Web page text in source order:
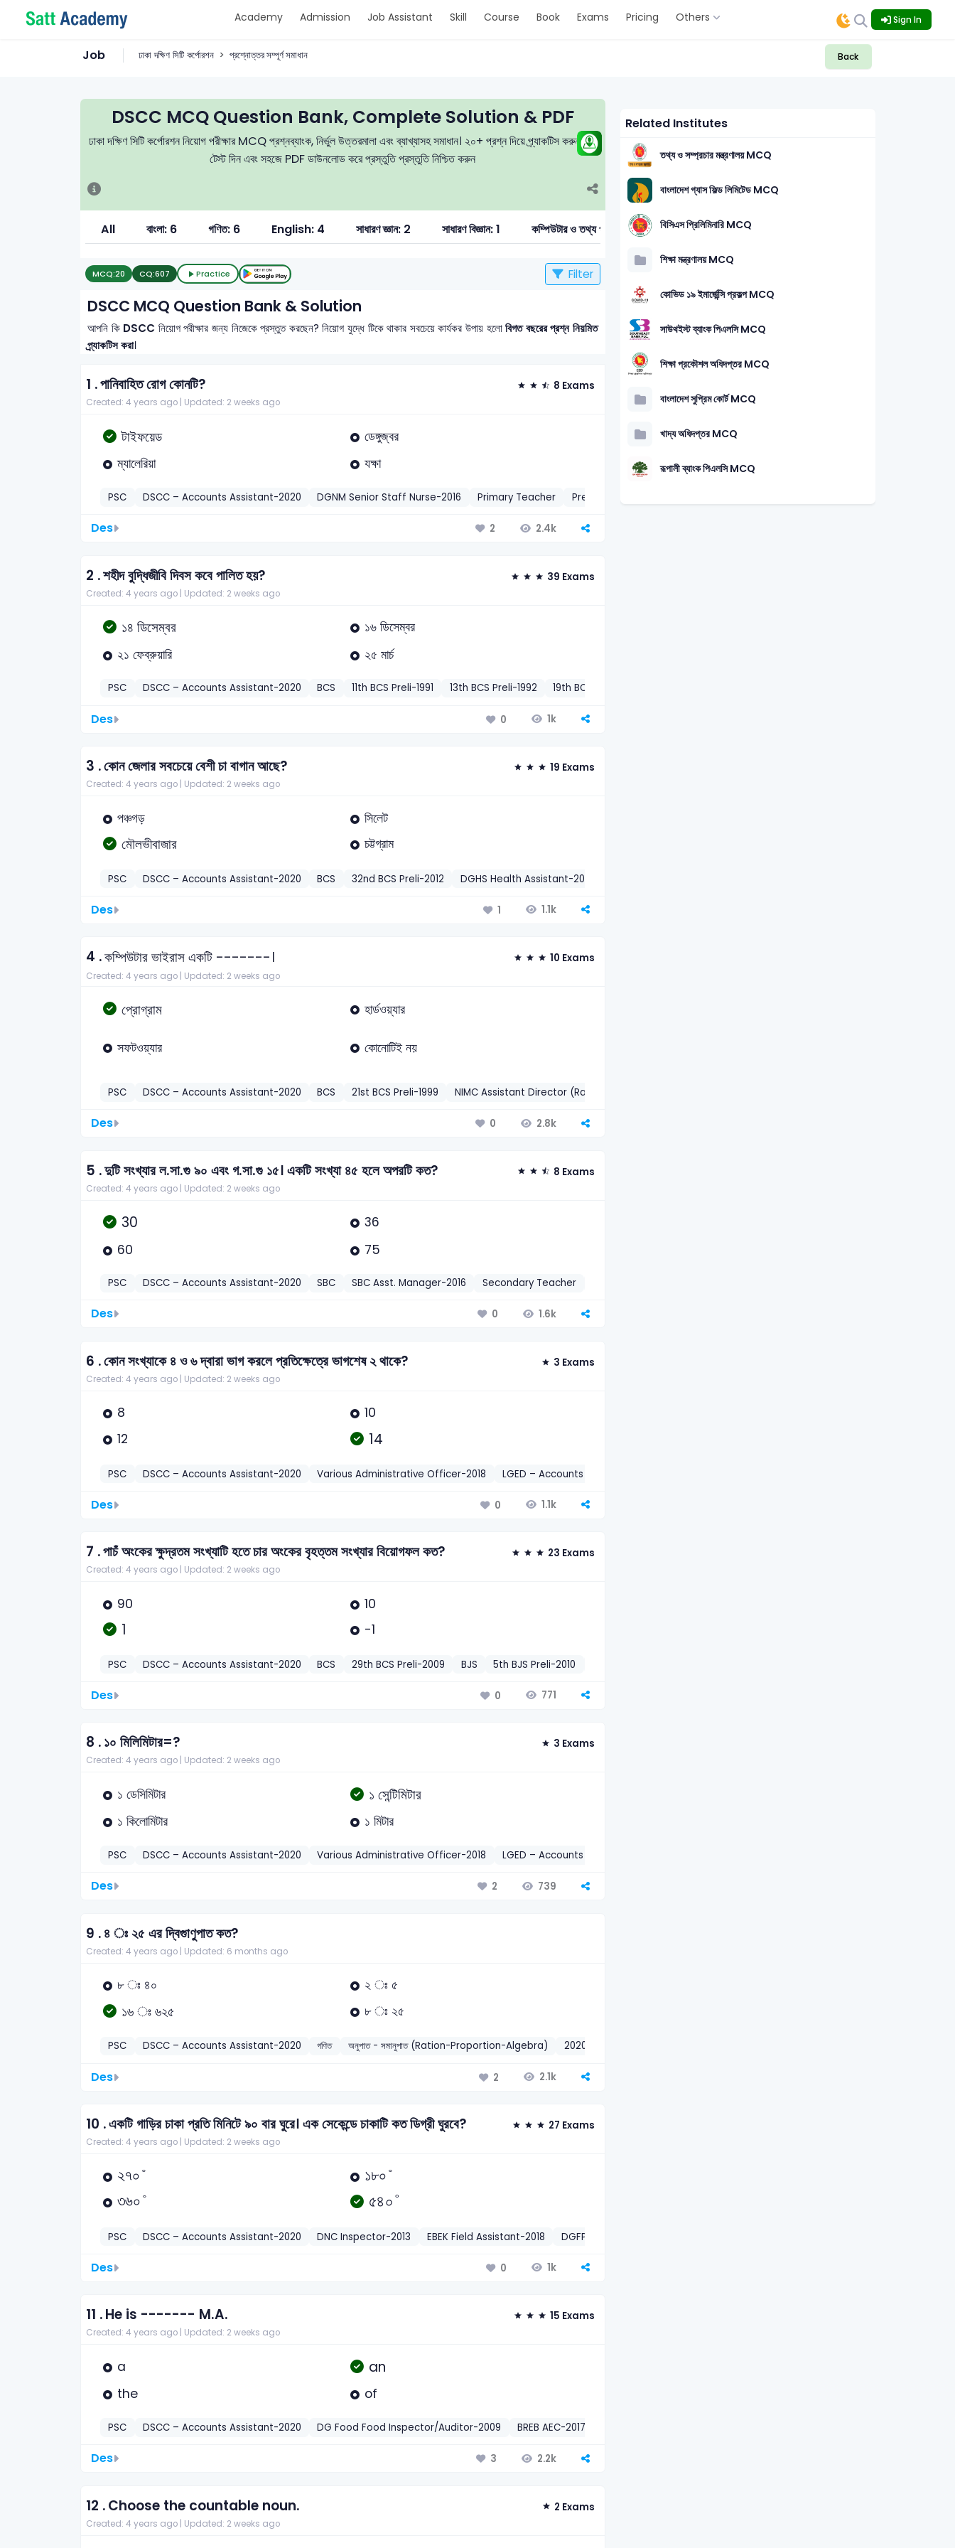
Academy Admission Job Assistant Skill Course Book Exams Pricing Others Sign In
Job ঢাকা দক্ষিণ সিটি কর্পোরশন প্রশ্নোত্তর সম্পূর্ণ সমাধান Back
DSCC MCQ Question Bank, Complete Solution & PDF
ঢাকা দক্ষিণ সিটি কর্পোরশন নিয়োগ পরীক্ষার MCQ প্রশ্নব্যাংক, নির্ভুল উত্তরমালা এবং ব্যাখ্যাসহ সমাধান। ২০+ প্রশ্ন দিয়ে প্র্যাকটিস করুন, মক
টেস্ট দিন এবং সহজে PDF ডাউনলোড করে প্রস্তুতি প্রস্তুতি নিশ্চিত করুন
All বাংলা: 6 গণিত: 6 English: 4 সাধারণ জ্ঞান: 2 সাধারণ বিজ্ঞান: 1 কম্পিউটার ও তথ্য প্রযুক্তি (Computer & ICT): 1
MCQ:20 CQ:607 Practice Filter
DSCC MCQ Question Bank & Solution
আপনি কি DSCC নিয়োগ পরীক্ষার জন্য নিজেকে প্রস্তুত করছেন? নিয়োগ যুদ্ধে টিকে থাকার সবচেয়ে কার্যকর উপায় হলোবিগত বছরের প্রশ্ন নিয়মিত
প্র্যাকটিস করা।
1 .পানিবাহিত রোগ কোনটি? 8 Exams
Created: 4 years ago | Updated: 2 weeks ago
টাইফয়েড
ডেঙ্গুজ্বর
ম্যালেরিয়া
যক্ষা
PSC DSCC – Accounts Assistant-2020 DGNM Senior Staff Nurse-2016 Primary Teacher Pre-Primary Teacher-2013
Des 2 2.4k
2 .শহীদ বুদ্ধিজীবি দিবস কবে পালিত হয়? 39 Exams
Created: 4 years ago | Updated: 2 weeks ago
১৪ ডিসেম্বর
১৬ ডিসেম্বর
২১ ফেব্রুয়ারি
২৫ মার্চ
PSC DSCC – Accounts Assistant-2020 BCS 11th BCS Preli-1991 13th BCS Preli-1992 19th BCS Preli-1998
Des 0 1k
3 .কোন জেলার সবচেয়ে বেশী চা বাগান আছে? 19 Exams
Created: 4 years ago | Updated: 2 weeks ago
পঞ্চগড় সিলেট
মৌলভীবাজার চট্টগ্রাম
PSC DSCC – Accounts Assistant-2020 BCS 32nd BCS Preli-2012 DGHS Health Assistant-2004
Des 1 1.1k
4 .কম্পিউটার ভাইরাস একটি -------। 10 Exams
Created: 4 years ago | Updated: 2 weeks ago
প্রোগ্রাম হার্ডওয়্যার
সফটওয়্যার কোনোটিই নয়
PSC DSCC – Accounts Assistant-2020 BCS 21st BCS Preli-1999 NIMC Assistant Director (Radio Engineering)-2003
Des 0 2.8k
5 .দুটি সংখ্যার ল.সা.গু ৯০ এবং গ.সা.গু ১৫। একটি সংখ্যা ৪৫ হলে অপরটি কত? 8 Exams
Created: 4 years ago | Updated: 2 weeks ago
30
36
60
75
PSC DSCC – Accounts Assistant-2020 SBC SBC Asst. Manager-2016 Secondary Teacher
Des 0 1.6k
6 .কোন সংখ্যাকে ৪ ও ৬ দ্বারা ভাগ করলে প্রতিক্ষেত্রে ভাগশেষ ২ থাকে? 3 Exams
Created: 4 years ago | Updated: 2 weeks ago
8
10
12
14
PSC DSCC – Accounts Assistant-2020 Various Administrative Officer-2018 LGED – Accounts Assistant-2021
Des 0 1.1k
7 .পাচঁ অংকের ক্ষুদ্রতম সংখ্যাটি হতে চার অংকের বৃহত্তম সংখ্যার বিয়োগফল কত? 23 Exams
Created: 4 years ago | Updated: 2 weeks ago
90 10
1 -1
PSC DSCC – Accounts Assistant-2020 BCS 29th BCS Preli-2009 BJS 5th BJS Preli-2010
Des 0 771
8 .১০ মিলিমিটার=? 3 Exams
Created: 4 years ago | Updated: 2 weeks ago
১ ডেসিমিটার ১ সেন্টিমিটার
১ কিলোমিটার ১ মিটার
PSC DSCC – Accounts Assistant-2020 Various Administrative Officer-2018 LGED – Accounts Assistant-2021
Des 2 739
9 .৪ ঃ ২৫ এর দ্বিগুাণুপাত কত?
Created: 4 years ago | Updated: 6 months ago
৮ ঃ ৪০ ২ ঃ ৫
১৬ ঃ ৬২৫ ৮ ঃ ২৫
PSC DSCC – Accounts Assistant-2020 গণিত অনুপাত - সমানুপাত (Ration-Proportion-Algebra) 2020
Des 2 2.1k
10 .একটি গাড়ির চাকা প্রতি মিনিটে ৯০ বার ঘুরে। এক সেকেন্ডে চাকাটি কত ডিগ্রী ঘুরবে? 27 Exams
Created: 4 years ago | Updated: 2 weeks ago
২৭০°
২৭০ ° ১৮০°
১৮০ °
৩৬০°
৩৬০ ° ৫৪০°
৫৪০ °
PSC DSCC – Accounts Assistant-2020 DNC Inspector-2013 EBEK Field Assistant-2018 DGFP FWVT-2015
Des 0 1k
11 .He is ------- M.A. 15 Exams
Created: 4 years ago | Updated: 2 weeks ago
a an
the of
PSC DSCC – Accounts Assistant-2020 DG Food Food Inspector/Auditor-2009 BREB AEC-2017
Des 3 2.2k
12 .Choose the countable noun. 2 Exams
Created: 4 years ago | Updated: 2 weeks ago
Related Institutes
তথ্য ও সম্প্রচার মন্ত্রণালয় MCQ
বাংলাদেশ গ্যাস ফিল্ড লিমিটেড MCQ
বিসিএস প্রিলিমিনারি MCQ
শিক্ষা মন্ত্রণালয় MCQ
কোভিড ১৯ ইমার্জেন্সি প্রকল্প MCQ
সাউথইস্ট ব্যাংক পিএলসি MCQ
শিক্ষা প্রকৌশল অধিদপ্তর MCQ
বাংলাদেশ সুপ্রিম কোর্ট MCQ
খাদ্য অধিদপ্তর MCQ
রূপালী ব্যাংক পিএলসি MCQ